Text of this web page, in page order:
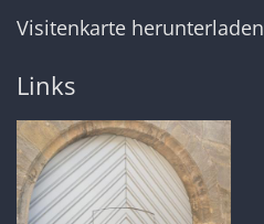
Visitenkarte herunterladen
Links